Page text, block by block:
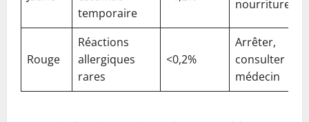
temporaire
nourriture
Rouge
Réactions
allergiques
rares
<0,2%
Arrêter,
consulter
médecin